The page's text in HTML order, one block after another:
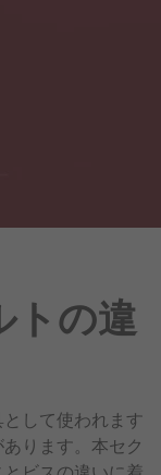
トの違
して使われます
ります。本セク